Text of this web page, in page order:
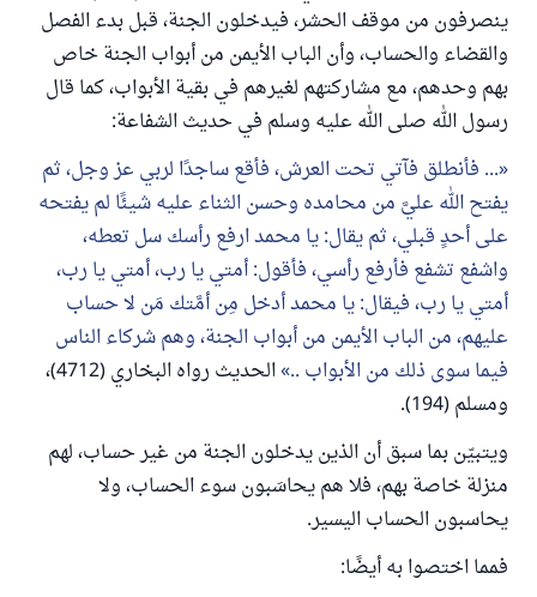
ينصرفون من موقف الحشر، فيدخلون الجنة، قبل بدء الفصل
والقضاء والحساب، وأن الباب الأيمن من أبواب الجنة خاص
بهم وحدهم، مع مشاركتهم لغيرهم في بقية الأبواب، كما قال
رسول الله صلى الله عليه وسلم في حديث الشفاعة:
... فأنطلق فآتي تحت العرش، فأقع ساجدًا لربي عز وجل، ثم
يفتح الله عليَّ من محامده وحسن الثناء عليه شيئًا لم يفتحه
على أحدٍ قبلي، ثم يقال: يا محمد ارفع رأسك سل تعطه،
واشفع تشفع فأرفع رأسي، فأقول: أمتي يا رب، أمتي يا رب،
أمتي يا رب، فيقال: يا محمد أدخل مِن أمَّتك مَن لا حساب
عليهم، من الباب الأيمن من أبواب الجنة، وهم شركاء الناس
فيما سوى ذلك من الأبواب ..
الحديث رواه البخاري (4712)،
ومسلم (194).
ويتبيّن بما سبق أن الذين يدخلون الجنة من غير حساب، لهم
منزلة خاصة بهم، فلا هم يحاسَبون سوء الحساب، ولا
يحاسبون الحساب اليسير.
فمما اختصوا به أيضًا: